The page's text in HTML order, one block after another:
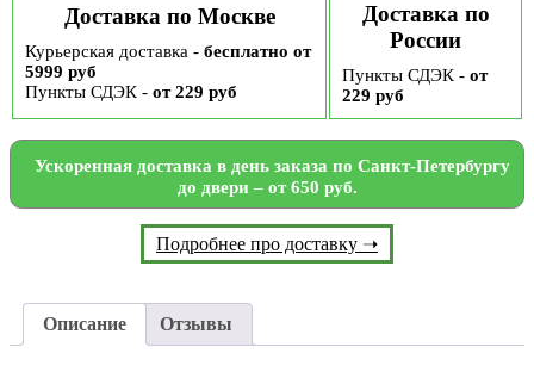
Доставка по Москве
Курьерская доставка - бесплатно от
5999 руб
Пункты СДЭК - от 229 руб
Доставка по
России
Пункты СДЭК - от
229 руб
Ускоренная доставка в день заказа по Санкт-Петербургу
до двери – от 650 руб.
Подробнее про доставку ➝
Описание Отзывы